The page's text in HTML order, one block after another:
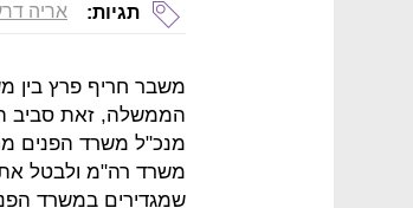
תגיות: אריה
משבר חריף פרץ בין
הממשלה, זאת סביב
מנכ"ל משרד הפנים
משרד רה"מ ולבטל את
שמגדירים במשרד